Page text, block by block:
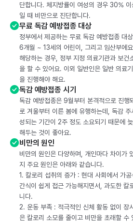
단합니다. 체지방률이 여성의 경우 30%
일 때 비만으로 진단합니다.
무료 독감 예방접종 대상
정부에서 제공하는 무료 독감 예방접종 대
6개월 ~ 13세의 어린이, 그리고 임산부에
해당하는 경우, 정부 지정 의료기관과 보건
을 할 수 있어요. 이외 일반인은 일반 의료
을 진행해야 해요.
독감 예방접종 시기
독감 예방접종은 9월부터 본격적으로 진행
로 겨울부터 이른 봄에 유행하는데, 독감
성되는 기간이 2주 정도 소요되기 때문에
해두는 것이 좋아요.
비만의 원인
비만의 원인은 다양하며, 개인마다 차이가
지 주요 원인은 아래와 같습니다.
1. 칼로리 섭취의 증가 : 현대 사회에서 가
간식이 쉽게 접근 가능해지면서, 과도한 칼
니다.
2. 운동 부족 : 적극적인 신체 활동 없이 장
은 칼로리 소모를 줄이고 비만을 초래할 수